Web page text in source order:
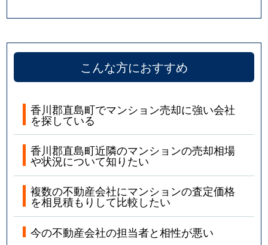
こんな方におすすめ
香川郡直島町でマンション売却に強い会社
を探している
香川郡直島町近隣のマンションの売却相場
や状況について知りたい
複数の不動産会社にマンションの査定価格
を相見積もりして比較したい
今の不動産会社の担当者と相性が悪い